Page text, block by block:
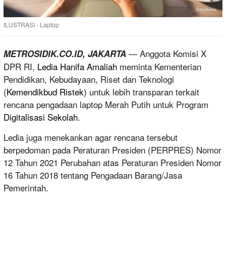
ILUSTRASI - Laptop
METROSIDIK.CO.ID, JAKARTA — Anggota Komisi X
DPR RI, Ledia Hanifa Amaliah meminta Kementerian
Pendidikan, Kebudayaan, Riset dan Teknologi
(Kemendikbud Ristek) untuk lebih transparan terkait
rencana pengadaan laptop Merah Putih untuk Program
Digitalisasi Sekolah.
Ledia juga menekankan agar rencana tersebut
berpedoman pada Peraturan Presiden (PERPRES) Nomor
12 Tahun 2021 Perubahan atas Peraturan Presiden Nomor
16 Tahun 2018 tentang Pengadaan Barang/Jasa
Pemerintah.